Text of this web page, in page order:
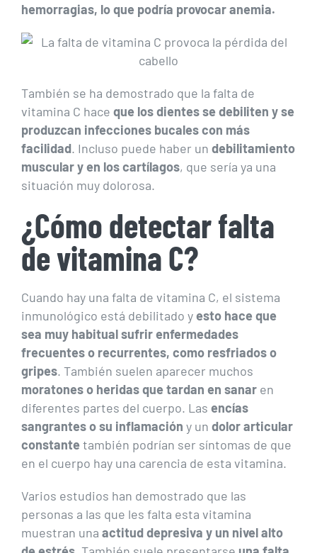
hemorragias, lo que podría provocar anemia.
También se ha demostrado que la falta de
vitamina C hace que los dientes se debiliten y se
produzcan infecciones bucales con más
facilidad. Incluso puede haber un debilitamiento
muscular y en los cartílagos, que sería ya una
situación muy dolorosa.
¿Cómo detectar falta
de vitamina C?
Cuando hay una falta de vitamina C, el sistema
inmunológico está debilitado yesto hace que
sea muy habitual sufrir enfermedades
frecuentes o recurrentes, como resfriados o
gripes. También suelen aparecer muchos
moratones o heridas que tardan en sanar en
diferentes partes del cuerpo. Las encías
sangrantes o su inflamación y un dolor articular
constante también podrían ser síntomas de que
en el cuerpo hay una carencia de esta vitamina.
Varios estudios han demostrado que las
personas a las que les falta esta vitamina
muestran una actitud depresiva y un nivel alto